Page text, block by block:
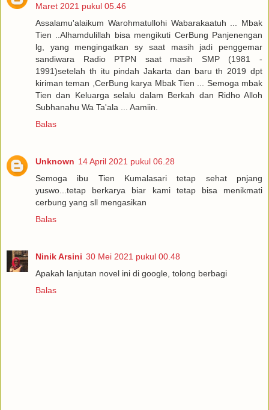
Maret 2021 pukul 05.46
Assalamu'alaikum Warohmatullohi Wabarakaatuh ... Mbak
Tien ..Alhamdulillah bisa mengikuti CerBung Panjenengan
lg, yang mengingatkan sy saat masih jadi penggemar
sandiwara Radio PTPN saat masih SMP (1981 -
1991)setelah th itu pindah Jakarta dan baru th 2019 dpt
kiriman teman ,CerBung karya Mbak Tien ... Semoga mbak
Tien dan Keluarga selalu dalam Berkah dan Ridho Alloh
Subhanahu Wa Ta'ala ... Aamiin.
Balas
Unknown 14 April 2021 pukul 06.28
Semoga ibu Tien Kumalasari tetap sehat pnjang
yuswo...tetap berkarya biar kami tetap bisa menikmati
cerbung yang sll mengasikan
Balas
Ninik Arsini 30 Mei 2021 pukul 00.48
Apakah lanjutan novel ini di google, tolong berbagi
Balas